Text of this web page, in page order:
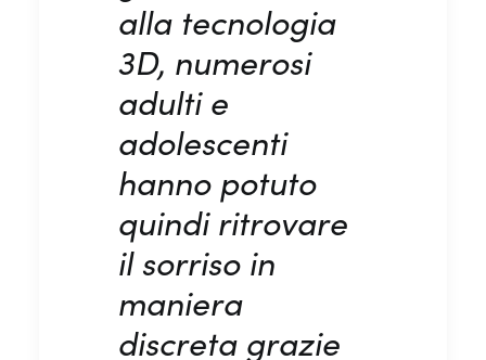
alla tecnologia
3D, numerosi
adulti e
adolescenti
hanno potuto
quindi ritrovare
il sorriso in
maniera
discreta grazie